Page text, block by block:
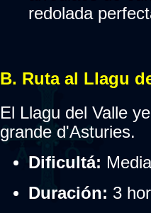
redolada
B. Ruta al Llagu
El Llagu del Valle
grande d'Asturies.
Dificultá:
Duración: 3